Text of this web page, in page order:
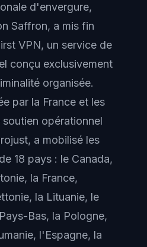
d'envergure,
Saffron, a mis fin
VPN, un service de
conçu exclusivement
organisée.
par la France et les
opérationnel
a mobilisé les
18 pays : le Canada,
la France,
la Lituanie, le
Bas, la Pologne,
l'Espagne, la